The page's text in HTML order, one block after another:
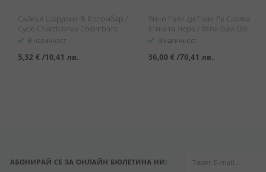
Сайкъл Шардоне & Коломбар /
Cycle Chardonnay Colombard
В наличност
5,32 € /10,41 лв.
Вино Гави ди Гави Ла Сколка
Етикета Нера / Wine Gavi Dei
Gavi La Scolca Etichetta Nera
В наличност
36,00 € /70,41 лв.
АБОНИРАЙ СЕ ЗА ОНЛАЙН БЮЛЕТИНА НИ: